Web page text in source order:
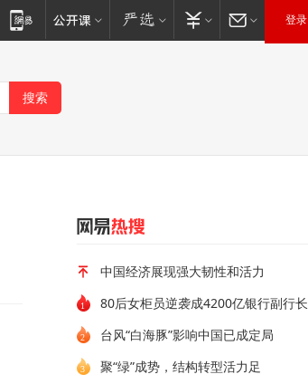
登录
中国经济展现强大韧性和活力
80后女柜员逆袭成4200亿银行副行长
台风“白海豚”影响中国已成定局
聚“绿”成势，结构转型活力足